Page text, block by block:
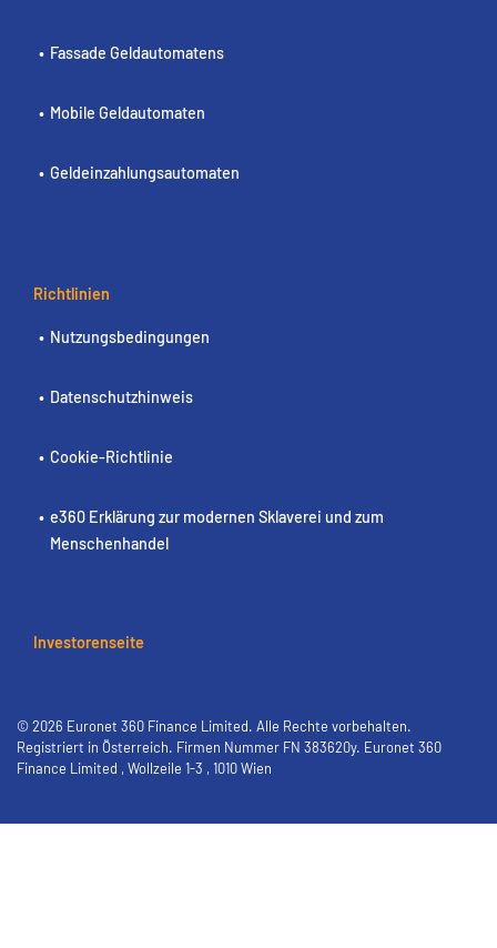
Fassade Geldautomatens
Mobile Geldautomaten
Geldeinzahlungsautomaten
Richtlinien
Nutzungsbedingungen
Datenschutzhinweis
Cookie-Richtlinie
e360 Erklärung zur modernen Sklaverei und zum
Menschenhandel
Investorenseite
© 2026 Euronet 360 Finance Limited. Alle Rechte vorbehalten.
Registriert in Österreich. Firmen Nummer FN 383620y. Euronet 360
Finance Limited , Wollzeile 1-3 , 1010 Wien